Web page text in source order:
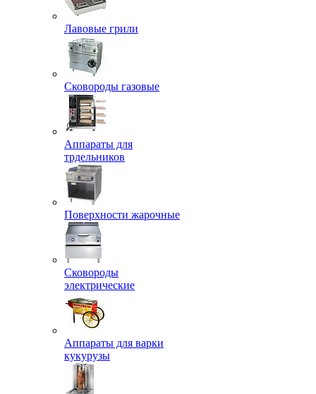
Лавовые грили
Сковороды газовые
Аппараты для
трдельников
Поверхности жарочные
Сковороды
электрические
Аппараты для варки
кукурузы